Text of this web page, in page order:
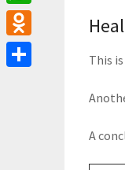
This
A
WhatsApp
Odnoklassniki